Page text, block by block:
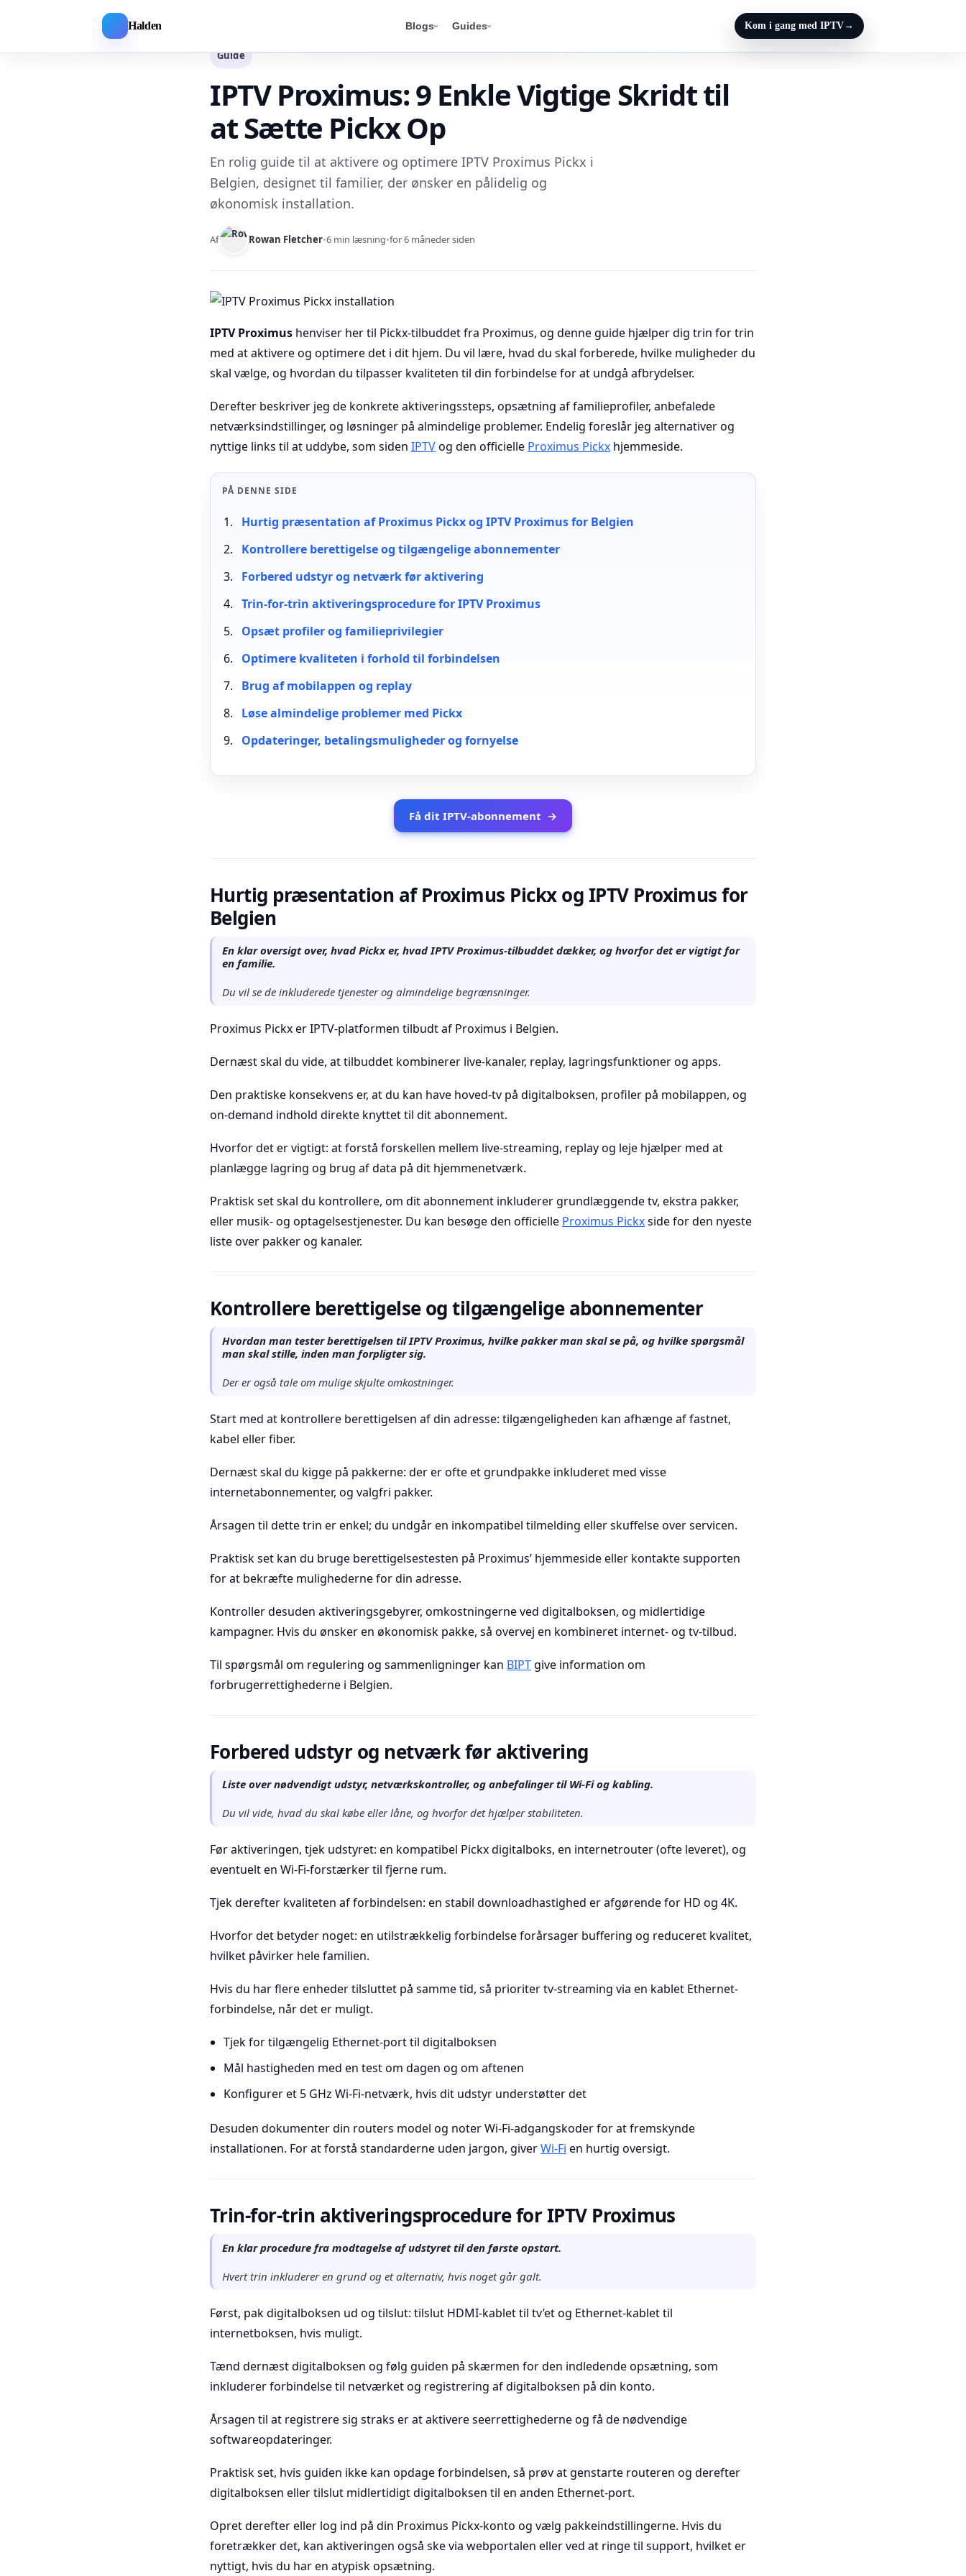
Halden Blogs Guides Kom i gang med IPTV→
Guide
IPTV Proximus: 9 Enkle Vigtige Skridt til
at Sætte Pickx Op
En rolig guide til at aktivere og optimere IPTV Proximus Pickx i
Belgien, designet til familier, der ønsker en pålidelig og
økonomisk installation.
Af Rowan Fletcher•6 min læsning•for 6 måneder siden
IPTV Proximus henviser her til Pickx-tilbuddet fra Proximus, og denne guide hjælper dig trin for trin
med at aktivere og optimere det i dit hjem. Du vil lære, hvad du skal forberede, hvilke muligheder du
skal vælge, og hvordan du tilpasser kvaliteten til din forbindelse for at undgå afbrydelser.
Derefter beskriver jeg de konkrete aktiveringssteps, opsætning af familieprofiler, anbefalede
netværksindstillinger, og løsninger på almindelige problemer. Endelig foreslår jeg alternativer og
nyttige links til at uddybe, som siden IPTVog den officielle Proximus Pickx hjemmeside.
PÅ DENNE SIDE
Hurtig præsentation af Proximus Pickx og IPTV Proximus for Belgien
Kontrollere berettigelse og tilgængelige abonnementer
Forbered udstyr og netværk før aktivering
Trin-for-trin aktiveringsprocedure for IPTV Proximus
Opsæt profiler og familieprivilegier
Optimere kvaliteten i forhold til forbindelsen
Brug af mobilappen og replay
Løse almindelige problemer med Pickx
Opdateringer, betalingsmuligheder og fornyelse
Få dit IPTV-abonnement →
Hurtig præsentation af Proximus Pickx og IPTV Proximus for
Belgien
En klar oversigt over, hvad Pickx er, hvad IPTV Proximus-tilbuddet dækker, og hvorfor det er vigtigt for
en familie.
Du vil se de inkluderede tjenester og almindelige begrænsninger.
Proximus Pickx er IPTV-platformen tilbudt af Proximus i Belgien.
Dernæst skal du vide, at tilbuddet kombinerer live-kanaler, replay, lagringsfunktioner og apps.
Den praktiske konsekvens er, at du kan have hoved-tv på digitalboksen, profiler på mobilappen, og
on-demand indhold direkte knyttet til dit abonnement.
Hvorfor det er vigtigt: at forstå forskellen mellem live-streaming, replay og leje hjælper med at
planlægge lagring og brug af data på dit hjemmenetværk.
Praktisk set skal du kontrollere, om dit abonnement inkluderer grundlæggende tv, ekstra pakker,
eller musik- og optagelsestjenester. Du kan besøge den officielle Proximus Pickxside for den nyeste
liste over pakker og kanaler.
Kontrollere berettigelse og tilgængelige abonnementer
Hvordan man tester berettigelsen til IPTV Proximus, hvilke pakker man skal se på, og hvilke spørgsmål
man skal stille, inden man forpligter sig.
Der er også tale om mulige skjulte omkostninger.
Start med at kontrollere berettigelsen af din adresse: tilgængeligheden kan afhænge af fastnet,
kabel eller fiber.
Dernæst skal du kigge på pakkerne: der er ofte et grundpakke inkluderet med visse
internetabonnementer, og valgfri pakker.
Årsagen til dette trin er enkel; du undgår en inkompatibel tilmelding eller skuffelse over servicen.
Praktisk set kan du bruge berettigelsestesten på Proximus’ hjemmeside eller kontakte supporten
for at bekræfte mulighederne for din adresse.
Kontroller desuden aktiveringsgebyrer, omkostningerne ved digitalboksen, og midlertidige
kampagner. Hvis du ønsker en økonomisk pakke, så overvej en kombineret internet- og tv-tilbud.
Til spørgsmål om regulering og sammenligninger kan BIPT give information om
forbrugerrettighederne i Belgien.
Forbered udstyr og netværk før aktivering
Liste over nødvendigt udstyr, netværkskontroller, og anbefalinger til Wi-Fi og kabling.
Du vil vide, hvad du skal købe eller låne, og hvorfor det hjælper stabiliteten.
Før aktiveringen, tjek udstyret: en kompatibel Pickx digitalboks, en internetrouter (ofte leveret), og
eventuelt en Wi-Fi-forstærker til fjerne rum.
Tjek derefter kvaliteten af forbindelsen: en stabil downloadhastighed er afgørende for HD og 4K.
Hvorfor det betyder noget: en utilstrækkelig forbindelse forårsager buffering og reduceret kvalitet,
hvilket påvirker hele familien.
Hvis du har flere enheder tilsluttet på samme tid, så prioriter tv-streaming via en kablet Ethernet-
forbindelse, når det er muligt.
Tjek for tilgængelig Ethernet-port til digitalboksen
Mål hastigheden med en test om dagen og om aftenen
Konfigurer et 5 GHz Wi-Fi-netværk, hvis dit udstyr understøtter det
Desuden dokumenter din routers model og noter Wi-Fi-adgangskoder for at fremskynde
installationen. For at forstå standarderne uden jargon, giverWi-Fi en hurtig oversigt.
Trin-for-trin aktiveringsprocedure for IPTV Proximus
En klar procedure fra modtagelse af udstyret til den første opstart.
Hvert trin inkluderer en grund og et alternativ, hvis noget går galt.
Først, pak digitalboksen ud og tilslut: tilslut HDMI-kablet til tv’et og Ethernet-kablet til
internetboksen, hvis muligt.
Tænd dernæst digitalboksen og følg guiden på skærmen for den indledende opsætning, som
inkluderer forbindelse til netværket og registrering af digitalboksen på din konto.
Årsagen til at registrere sig straks er at aktivere seerrettighederne og få de nødvendige
softwareopdateringer.
Praktisk set, hvis guiden ikke kan opdage forbindelsen, så prøv at genstarte routeren og derefter
digitalboksen eller tilslut midlertidigt digitalboksen til en anden Ethernet-port.
Opret derefter eller log ind på din Proximus Pickx-konto og vælg pakkeindstillingerne. Hvis du
foretrækker det, kan aktiveringen også ske via webportalen eller ved at ringe til support, hvilket er
nyttigt, hvis du har en atypisk opsætning.